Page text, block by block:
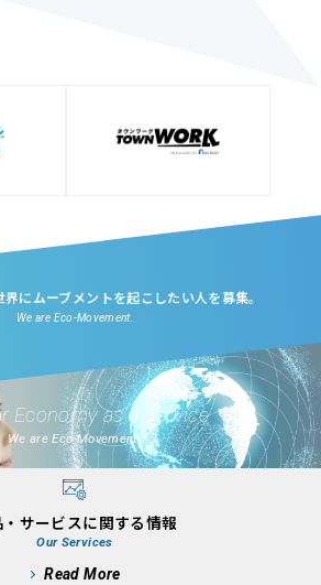
にムーブメントを起こしたい人を募集。
We are Eco-Movement.
Economy as a Service
We are Eco-Movement.
サービスに関する情報
Our Services
Read More